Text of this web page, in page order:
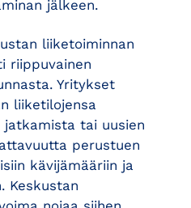
jälkeen.
liiketoiminnan
riippuvainen
Yritykset
liiketilojensa
tai uusien
perustuen
kävijämääriin ja
Keskustan